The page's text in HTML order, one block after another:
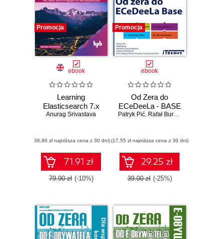
Promocja
ebook
Learning
Elasticsearch 7.x
Anurag Srivastava
(36,90 zł najniższa cena z 30 dni)
71.91 zł
79.90 zł (-10%)
Promocja
ebook
Od Zera do
ECeDeeLa - BASE
Patryk Pić, Rafał Bury ,
(17,55 zł najniższa cena z 30 dni)
29.25 zł
39.00 zł (-25%)